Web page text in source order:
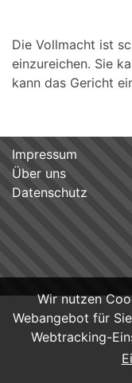
Die Vollmacht ist
einzureichen. Sie
kann das Gericht
Wir nutzen
Webangebot für
Webtracking-
Impressum
Über uns
Datenschutz